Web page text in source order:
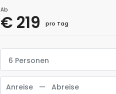
Ab
€ 219 pro Tag
6 Personen